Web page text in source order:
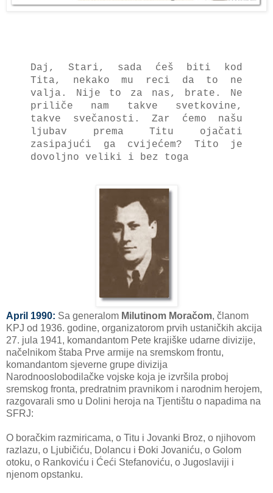
Daj, Stari, sada ćeš biti kod
Tita, nekako mu reci da to ne
valja. Nije to za nas, brate. Ne
priliče nam takve svetkovine,
takve svečanosti. Zar ćemo našu
ljubav prema Titu ojačati
zasipajući ga cvijećem? Tito je
dovoljno veliki i bez toga
April 1990: Sa generalom Milutinom Moračom, članom
KPJ od 1936. godine, organizatorom prvih ustaničkih akcija
27. jula 1941, komandantom Pete krajiške udarne divizije,
načelnikom štaba Prve armije na sremskom frontu,
komandantom sjeverne grupe divizija
Narodnooslobodilačke vojske koja je izvršila proboj
sremskog fronta, predratnim pravnikom i narodnim herojem,
razgovarali smo u Dolini heroja na Tjentištu o napadima na
SFRJ:
O boračkim razmiricama, o Titu i Jovanki Broz, o njihovom
razlazu, o Ljubičiću, Dolancu i Đoki Jovaniću, o Golom
otoku, o Rankoviću i Ćeći Stefanoviću, o Jugoslaviji i
njenom opstanku.